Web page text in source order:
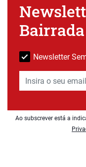
Bairrada
Newsletter
Ao subscrever está a